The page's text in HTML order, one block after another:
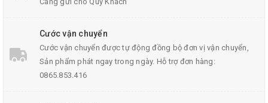
Cước vận chuyển
Cước vận chuyển được tự động đồng bộ đơn vị vận chuyển,
Sản phẩm phát ngay trong ngày. Hỗ trợ đơn hàng:
0865.853.416